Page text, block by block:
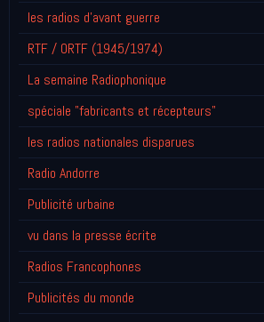
les radios d'avant guerre
RTF / ORTF (1945/1974)
La semaine Radiophonique
spéciale "fabricants et récepteurs"
les radios nationales disparues
Radio Andorre
Publicité urbaine
vu dans la presse écrite
Radios Francophones
Publicités du monde